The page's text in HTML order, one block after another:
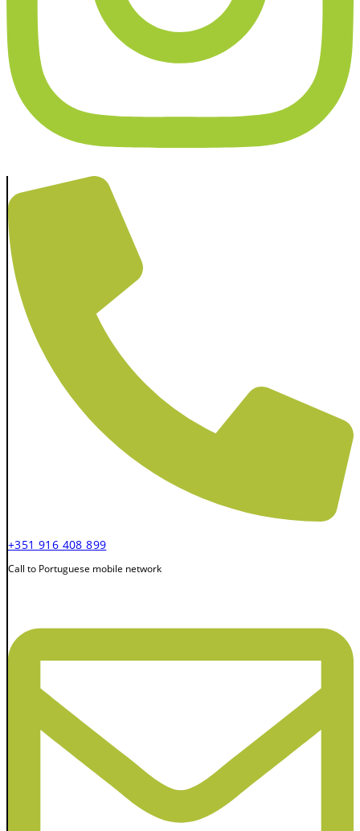
+351 916 408 899
Call to Portuguese mobile network